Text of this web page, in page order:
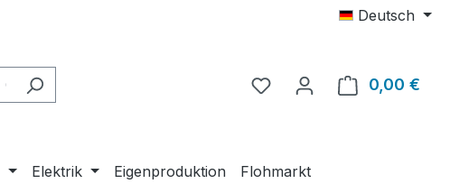
Deutsch
0,00 €
Elektrik Eigenproduktion Flohmarkt